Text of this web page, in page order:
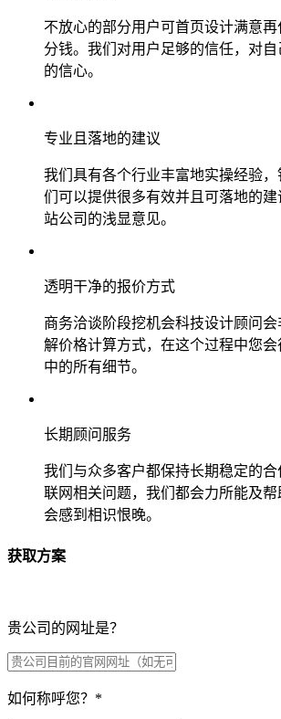
不放心的部分用户可首页设计满意
分钱。我们对用户足够的信任，对
的信心。
专业且落地的建议
我们具有各个行业丰富地实操经验
们可以提供很多有效并且可落地的
站公司的浅显意见。
透明干净的报价方式
商务洽谈阶段挖机会科技设计顾问
解价格计算方式，在这个过程中您
中的所有细节。
长期顾问服务
我们与众多客户都保持长期稳定的
联网相关问题，我们都会力所能及
会感到相识恨晚。
获取方案
贵公司的网址是？
如何称呼您？ *